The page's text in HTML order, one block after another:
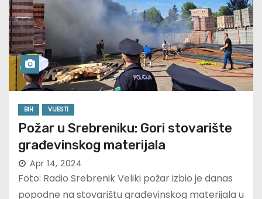
BIH VIJESTI
Požar u Srebreniku: Gori stovarište
građevinskog materijala
Apr 14, 2024
Foto: Radio Srebrenik Veliki požar izbio je danas
popodne na stovarištu građevinskog materijala u